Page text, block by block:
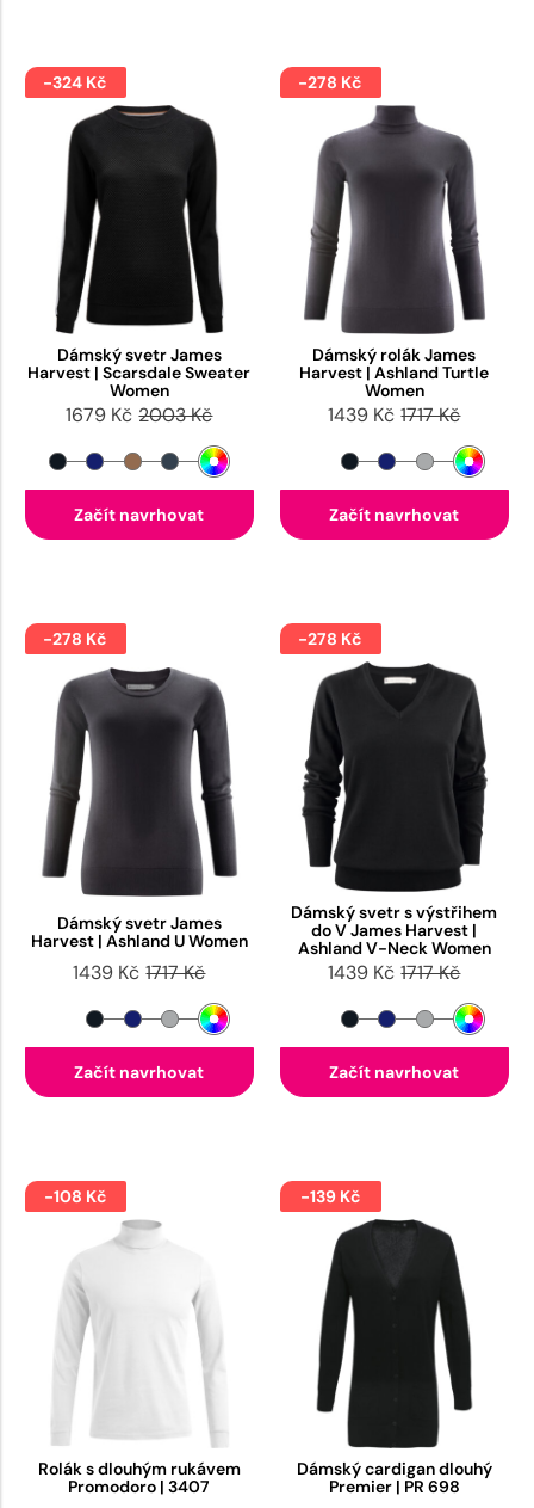
-324 Kč
Dámský svetr James
Harvest | Scarsdale Sweater
Women
1679 Kč 2003 Kč
Začít navrhovat
-278 Kč
Dámský rolák James
Harvest | Ashland Turtle
Women
1439 Kč 1717 Kč
Začít navrhovat
-278 Kč
Dámský svetr James
Harvest | Ashland U Women
1439 Kč 1717 Kč
Začít navrhovat
-278 Kč
Dámský svetr s výstřihem
do V James Harvest |
Ashland V-Neck Women
1439 Kč 1717 Kč
Začít navrhovat
-108 Kč
Rolák s dlouhým rukávem
Promodoro | 3407
-139 Kč
Dámský cardigan dlouhý
Premier | PR 698